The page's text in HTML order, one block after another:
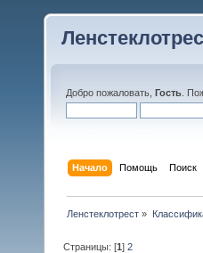
Добро пожаловать, Гость .
Начало Помощь Поиск
Ленстеклотрест »
Страницы: [1]2